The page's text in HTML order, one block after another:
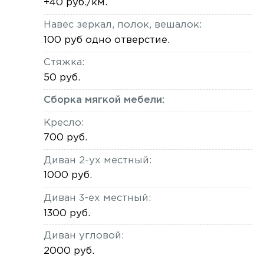
+40 руб./км.
Навес зеркал, полок, вешалок:
100 руб одно отверстие.
Стяжка:
50 руб.
Сборка мягкой мебели:
Кресло:
700 руб.
Диван 2-ух местный:
1000 руб.
Диван 3-ех местный:
1300 руб.
Диван угловой:
2000 руб.